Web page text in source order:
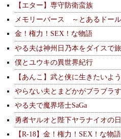
【エター】専守防衛蛮族
メモリーバース ～とあるドー
金！権力！SEX！な物語
やる夫は神州日乃本をダイスで
僕とユウキの異世界紀行
【あんこ】武と侠に生きたいよ
やらない夫とまどかがブラブラ
やる夫で魔界塔士SaGa
勇者ヤルオと陛下ヤラナイオの
【R-18】金！権力！SEX！な物